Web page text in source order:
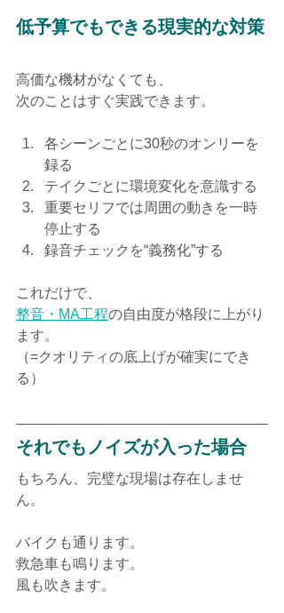
低予算でもできる現実的な対策
高価な機材がなくても、
次のことはすぐ実践できます。
各シーンごとに30秒のオンリーを
録る
テイクごとに環境変化を意識する
重要セリフでは周囲の動きを一時
停止する
録音チェックを“義務化”する
これだけで、
整音・MA工程の自由度が格段に上がり
ます。
（=クオリティの底上げが確実にでき
る）
それでもノイズが入った場合
もちろん、完璧な現場は存在しませ
ん。
バイクも通ります。
救急車も鳴ります。
風も吹きます。